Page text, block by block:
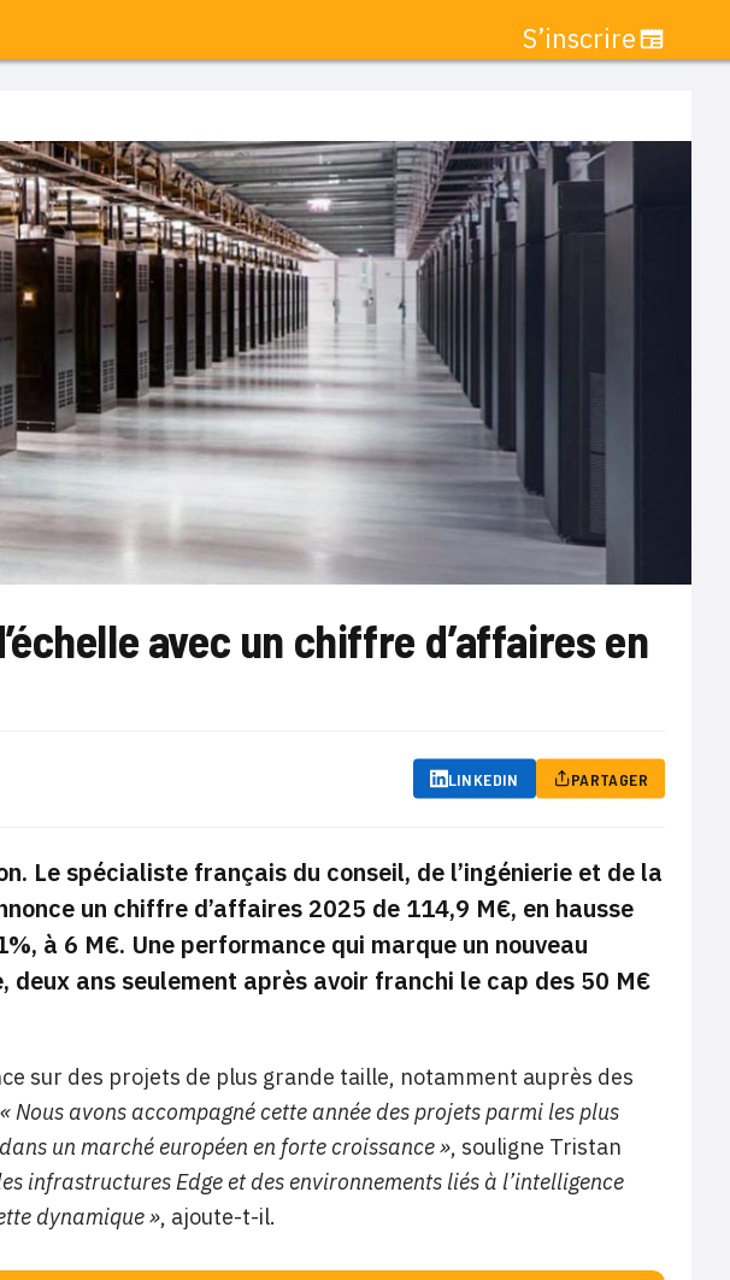
S’inscrire
avec un chiffre d’affaires en
LINKEDIN PARTAGER
Le spécialiste français du conseil, de l’ingénierie et de la
un chiffre d’affaires 2025 de 114,9 M€, en hausse
à 6 M€. Une performance qui marque un nouveau
deux ans seulement après avoir franchi le cap des 50 M€
sur des projets de plus grande taille, notamment auprès des
« Nous avons accompagné cette année des projets parmi les plus
un marché européen en forte croissance », souligne Tristan
infrastructures Edge et des environnements liés à l’intelligence
dynamique », ajoute-t-il.